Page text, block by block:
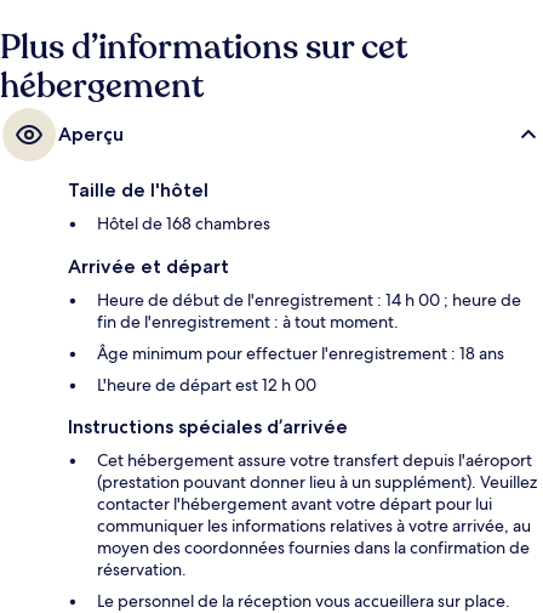
concerne le personnel attentionné et la présentation générale.
Plus d’informations sur cet
hébergement
Aperçu
Taille de l'hôtel
Hôtel de 168 chambres
Arrivée et départ
Heure de début de l'enregistrement : 14 h 00 ; heure de
fin de l'enregistrement : à tout moment.
Âge minimum pour effectuer l'enregistrement : 18 ans
L'heure de départ est 12 h 00
Instructions spéciales d’arrivée
Cet hébergement assure votre transfert depuis l'aéroport
(prestation pouvant donner lieu à un supplément). Veuillez
contacter l'hébergement avant votre départ pour lui
communiquer les informations relatives à votre arrivée, au
moyen des coordonnées fournies dans la confirmation de
réservation.
Le personnel de la réception vous accueillera sur place.